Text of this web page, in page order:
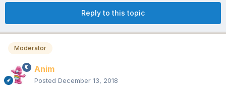
Reply to this topic
Moderator
Anim
Posted December 13, 2018